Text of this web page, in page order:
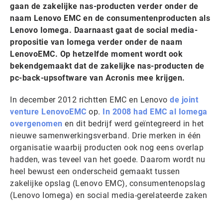
gaan de zakelijke nas-producten verder onder de
naam Lenovo EMC en de consumentenproducten als
Lenovo Iomega. Daarnaast gaat de social media-
propositie van Iomega verder onder de naam
LenovoEMC. Op hetzelfde moment wordt ook
bekendgemaakt dat de zakelijke nas-producten de
pc-back-upsoftware van Acronis mee krijgen.
In december 2012 richtten EMC en Lenovo de joint
venture LenovoEMC op.
In 2008 had EMC al Iomega
overgenomen en dit bedrijf werd geïntegreerd in het
nieuwe samenwerkingsverband. Drie merken in één
organisatie waarbij producten ook nog eens overlap
hadden, was teveel van het goede. Daarom wordt nu
heel bewust een onderscheid gemaakt tussen
zakelijke opslag (Lenovo EMC), consumentenopslag
(Lenovo Iomega) en social media-gerelateerde zaken